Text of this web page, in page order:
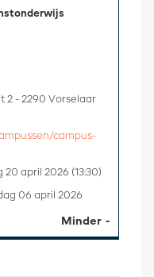
Minder
2 - 2290 Vorselaar
campus-
20 april 2026 (13:30)
06 april 2026